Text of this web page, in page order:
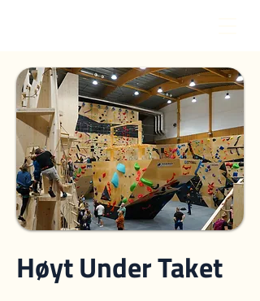
Høyt Under Taket